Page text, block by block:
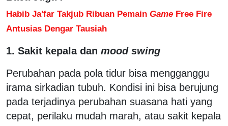
Habib Ja'far Takjub Ribuan Pemain Game Free Fire
Antusias Dengar Tausiah
1. Sakit kepala dan mood swing
Perubahan pada pola tidur bisa mengganggu
irama sirkadian tubuh. Kondisi ini bisa berujung
pada terjadinya perubahan suasana hati yang
cepat, perilaku mudah marah, atau sakit kepala